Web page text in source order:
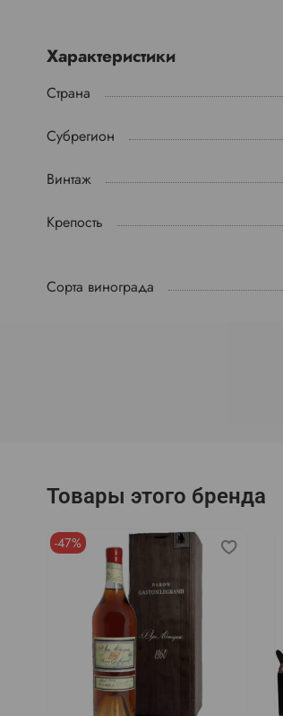
Характеристики
Страна
Субрегион
Винтаж
Крепость
Сорта винограда
Товары этого бренда
-47%